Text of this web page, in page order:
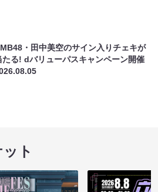
・田中美空のサイン入りチェキが
たる! dバリューパスキャンペーン開催
ト